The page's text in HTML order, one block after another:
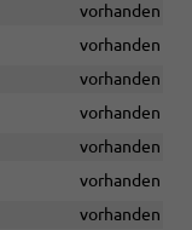
vorhanden
vorhanden
vorhanden
vorhanden
vorhanden
vorhanden
vorhanden